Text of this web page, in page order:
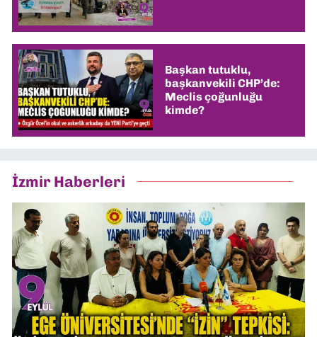
Başkan tutuklu,
başkanvekili CHP’de:
Meclis çoğunluğu
kimde?
İzmir Haberleri